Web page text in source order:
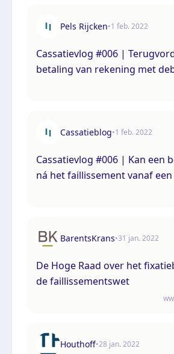
Pels Rijcken•1 feb. 2022
Cassatievlog #006 |
betaling van rekening met
Cassatieblog•1 feb. 2022
Cassatievlog #006 | Kan een
ná het faillissement vanaf
BarentsKrans•31 jan. 2022
De Hoge Raad over het
de faillissementswet
Houthoff•28 jan. 2022